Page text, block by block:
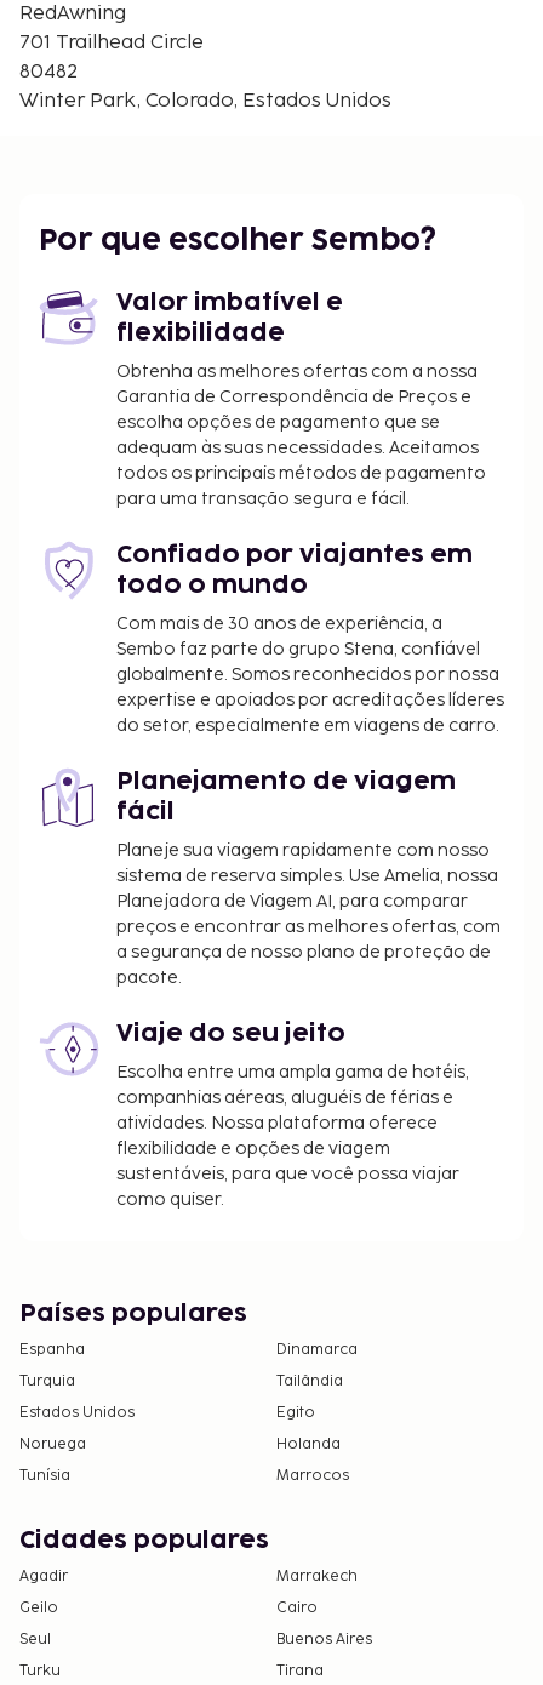
The Gondola - 4,9 km/3 mi
Teleférico Arrow - 4,9 km/3,1 mi
Fraser Valley Library - 5,2 km/3,2 mi
km/92,5 mi
comodidades ao seu dispor, incluindo uma piscina
exterior.
As crianças não pagam quando dormem no
quarto dos pais ou tutor, utilizando a(s) cama(s)
existentes.
Disponibilização de opções de pagamento sem
numerário em todas as transações.
RedAwning
701 Trailhead Circle
80482
Winter Park, Colorado, Estados Unidos
Por que escolher Sembo?
Valor imbatível e
flexibilidade
Obtenha as melhores ofertas com a nossa
Garantia de Correspondência de Preços e
escolha opções de pagamento que se
adequam às suas necessidades. Aceitamos
todos os principais métodos de pagamento
para uma transação segura e fácil.
Confiado por viajantes em
todo o mundo
Com mais de 30 anos de experiência, a
Sembo faz parte do grupo Stena, confiável
globalmente. Somos reconhecidos por nossa
expertise e apoiados por acreditações líderes
do setor, especialmente em viagens de carro.
Planejamento de viagem
fácil
Planeje sua viagem rapidamente com nosso
sistema de reserva simples. Use Amelia, nossa
Planejadora de Viagem AI, para comparar
preços e encontrar as melhores ofertas, com
a segurança de nosso plano de proteção de
pacote.
Viaje do seu jeito
Escolha entre uma ampla gama de hotéis,
companhias aéreas, aluguéis de férias e
atividades. Nossa plataforma oferece
flexibilidade e opções de viagem
sustentáveis, para que você possa viajar
como quiser.
Países populares
Espanha
Dinamarca
Turquia
Tailândia
Estados Unidos
Egito
Noruega
Holanda
Tunísia
Marrocos
Cidades populares
Agadir
Marrakech
Geilo
Cairo
Seul
Buenos Aires
Turku
Tirana